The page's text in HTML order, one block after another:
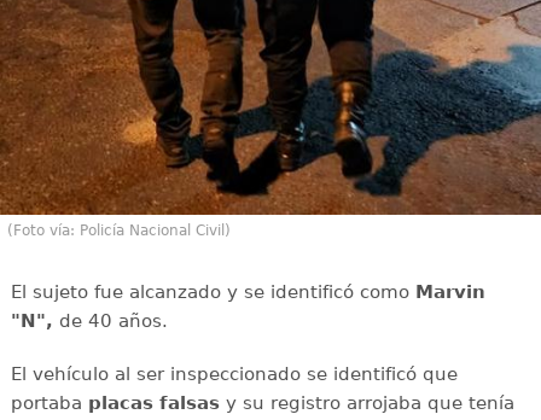
(Foto vía: Policía Nacional Civil)
El sujeto fue alcanzado y se identificó como Marvin
"N", de 40 años.
El vehículo al ser inspeccionado se identificó que
portaba placas falsasy su registro arrojaba que tenía